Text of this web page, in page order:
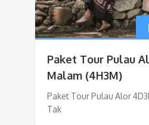
Paket Tour Pulau
Malam (4H3M)
Paket Tour Pulau Alor
Tak